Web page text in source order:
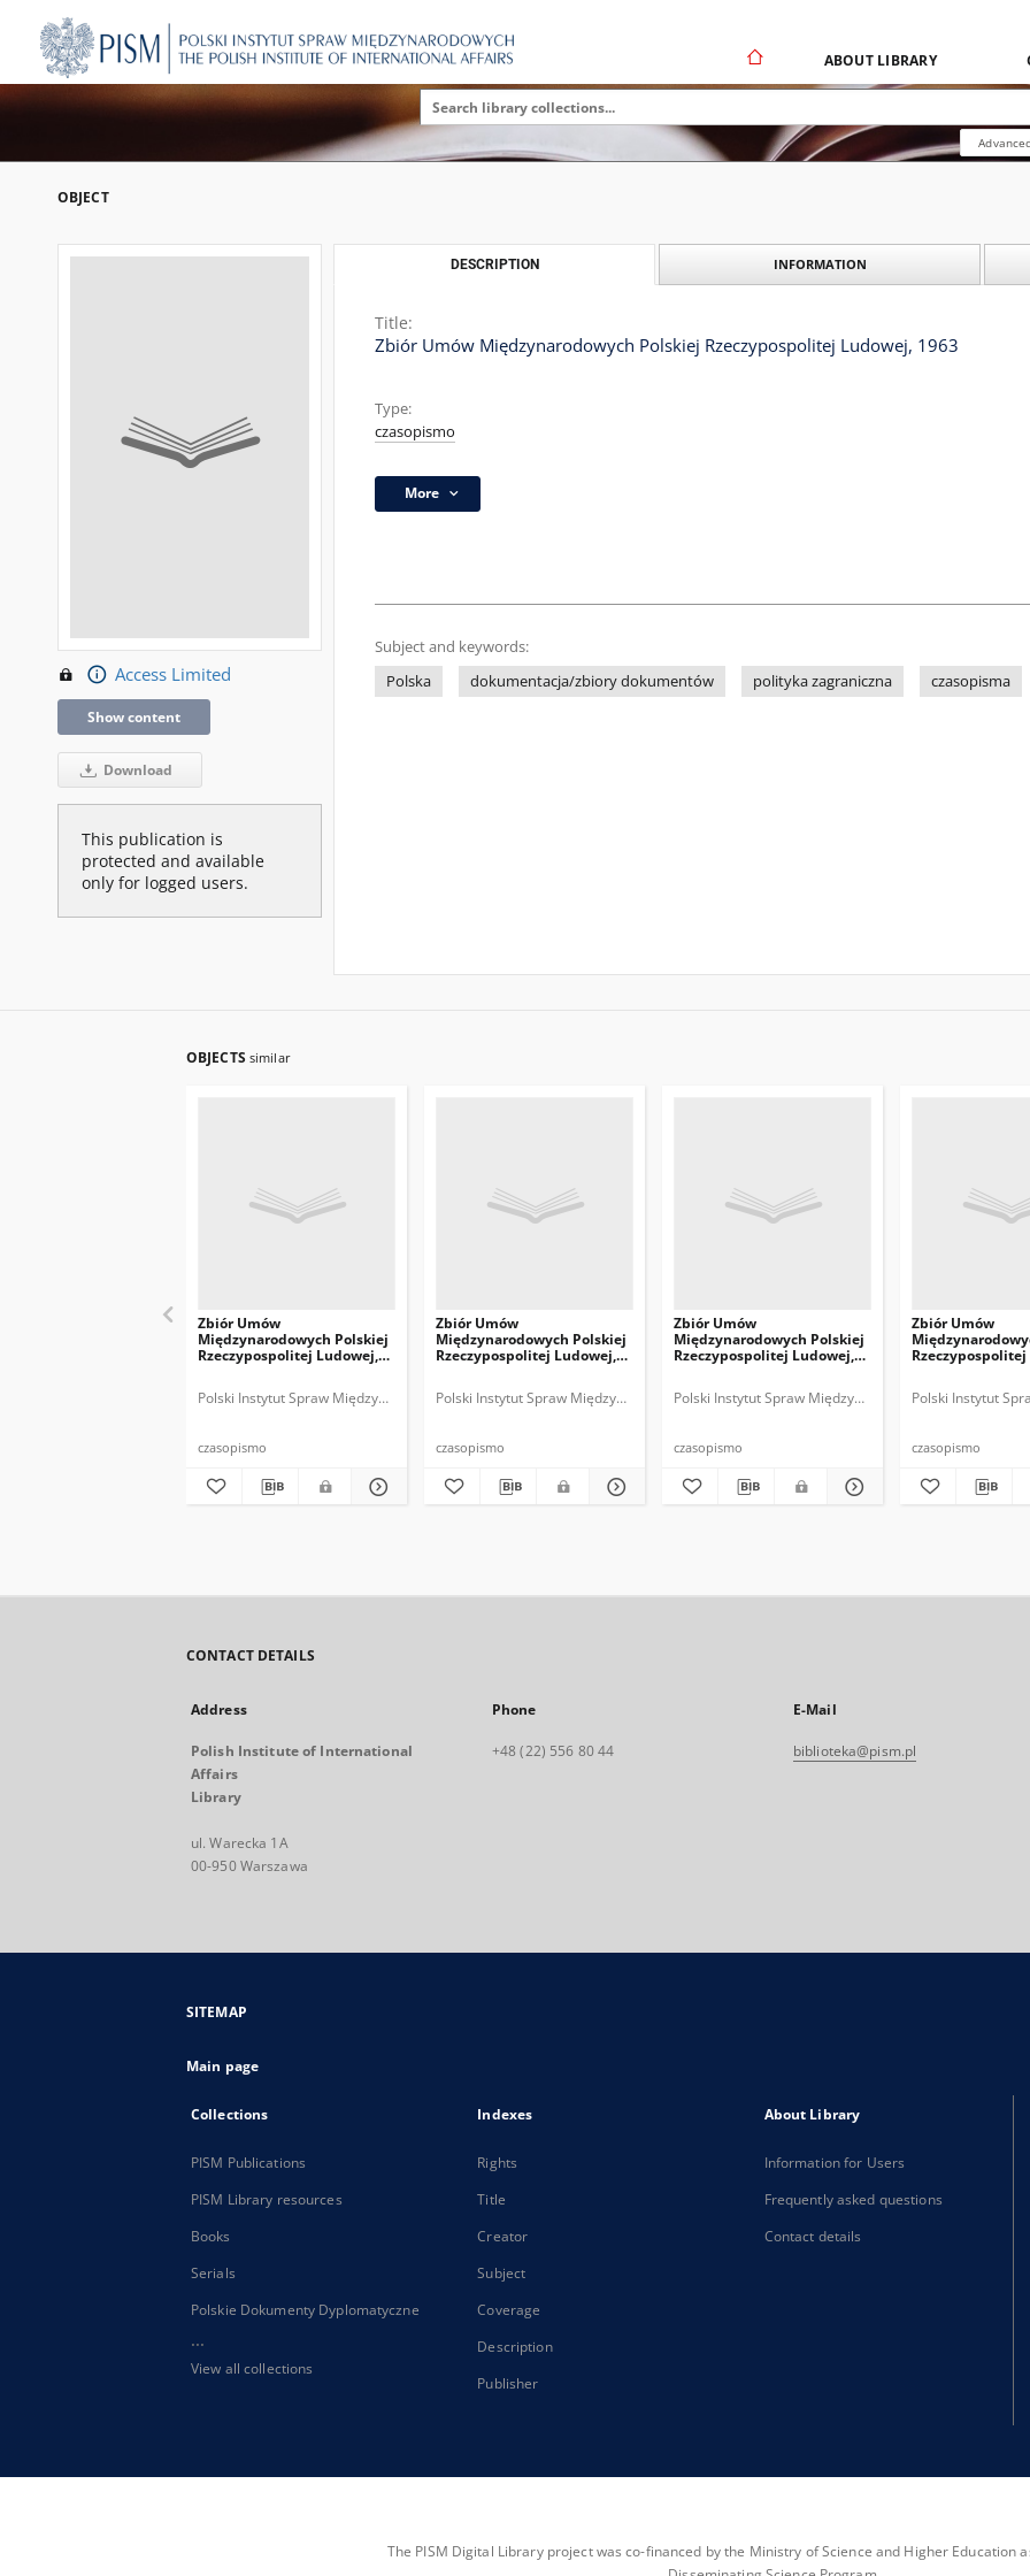
ABOUT LIBRARY
OBJECT
Access Limited
Show content
Download
This publication is
protected and available
only for logged users.
DESCRIPTION INFORMATION
Title:
Zbiór Umów Międzynarodowych Polskiej Rzeczypospolitej Ludowej, 1963
Type:
czasopismo
More
Subject and keywords:
Polska
dokumentacja/zbiory dokumentów polityka zagraniczna czasopisma
OBJECTS similar
Zbiór Umów
Międzynarodowych Polskiej
Rzeczypospolitej Ludowej,
Polski Instytut Spraw Międzynarodowych.
czasopismo
Zbiór Umów
Międzynarodowych Polskiej
Rzeczypospolitej Ludowej,
Polski Instytut Spraw Międzynarodowych.
czasopismo
Zbiór Umów
Międzynarodowych Polskiej
Rzeczypospolitej Ludowej,
Polski Instytut Spraw Międzynarodowych.
czasopismo
Zbiór Umów
Polski Instytut
czasopismo
CONTACT DETAILS
Address
Polish Institute of International
Affairs
Library
ul. Warecka 1A
00-950 Warszawa
Phone
+48 (22) 556 80 44
E-Mail
biblioteka@pism.pl
SITEMAP
Main page
Collections
PISM Publications
PISM Library resources
Books
Serials
Polskie Dokumenty Dyplomatyczne
...
View all collections
Indexes
Rights
Title
Creator
Subject
Coverage
Description
Publisher
About Library
Information for Users
Frequently asked questions
Contact details
The PISM Digital Library project was co-financed by the Ministry of Science and Higher Education